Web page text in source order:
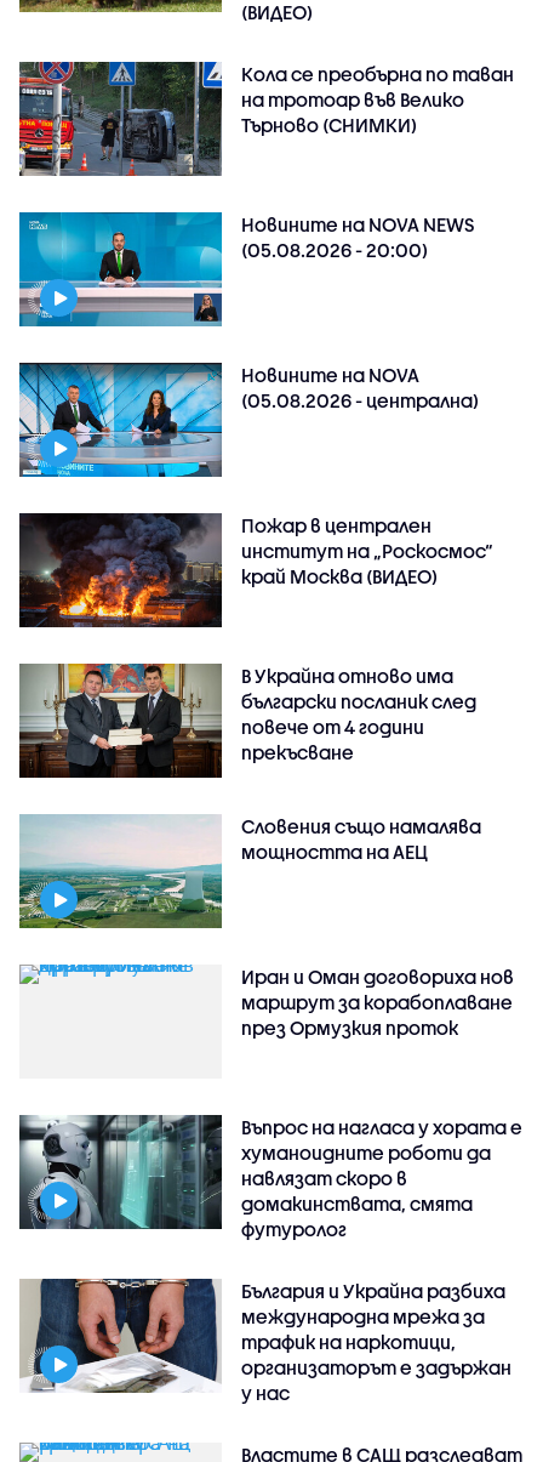
(ВИДЕО)
Кола се преобърна по таван
на тротоар във Велико
Търново (СНИМКИ)
Новините на NOVA NEWS
(05.08.2026 - 20:00)
Новините на NOVA
(05.08.2026 - централна)
Пожар в централен
институт на „Роскосмос“
край Москва (ВИДЕО)
В Украйна отново има
български посланик след
повече от 4 години
прекъсване
Словения също намалява
мощността на АЕЦ
Иран и Оман договориха нов
маршрут за корабоплаване
през Ормузкия проток
Въпрос на нагласа у хората е
хуманоидните роботи да
навлязат скоро в
домакинствата, смята
футуролог
България и Украйна разбиха
международна мрежа за
трафик на наркотици,
организаторът е задържан
у нас
Властите в САЩ разследват